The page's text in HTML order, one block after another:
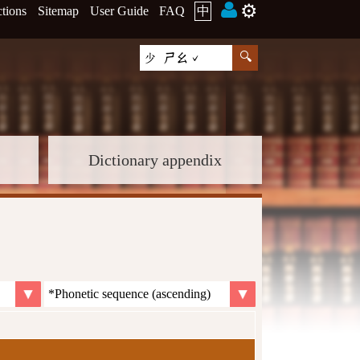
Sitemap User Guide FAQ 中 ⚙️
Dictionary appendix